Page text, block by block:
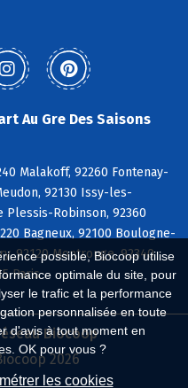
possible, Biocoop utilise
optimale du site, pour
le trafic et la performance
personnalisée en toute
d'avis à tout moment en
OK pour vous ?
les cookies
Au Gre Des Saisons
Malakoff, 92260 Fontenay-
92130 Issy-les-
Plessis-Robinson, 92360
Bagneux, 92100 Boulogne-
92120 Montrouge, 92340
Paris
Biocoop
2026